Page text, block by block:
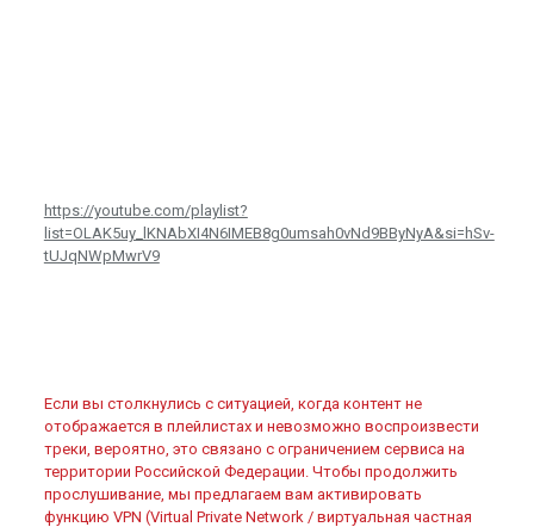
https://youtube.com/playlist?
list=OLAK5uy_lKNAbXI4N6IMEB8g0umsah0vNd9BByNyA&si=hSv-
tUJqNWpMwrV9
Если вы столкнулись с ситуацией, когда контент не
отображается в плейлистах и невозможно воспроизвести
треки, вероятно, это связано с ограничением сервиса на
территории Российской Федерации. Чтобы продолжить
прослушивание, мы предлагаем вам активировать
функцию VPN (Virtual Private Network / виртуальная частная